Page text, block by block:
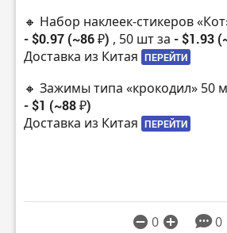
🔸 Набор наклеек-стикеров
- $0.97 (~86 ₽) , 50 шт за - $1.93
Доставка из Китая ПЕРЕЙТИ
🔸 Зажимы типа «крокодил» 50
- $1 (~88 ₽)
Доставка из Китая ПЕРЕЙТИ
0 0